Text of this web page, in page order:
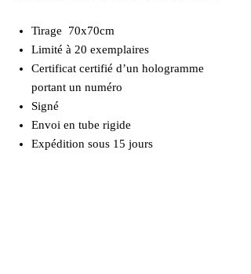
Tirage 70x70cm
Limité à 20 exemplaires
Certificat certifié d’un hologramme
portant un numéro
Signé
Envoi en tube rigide
Expédition sous 15 jours